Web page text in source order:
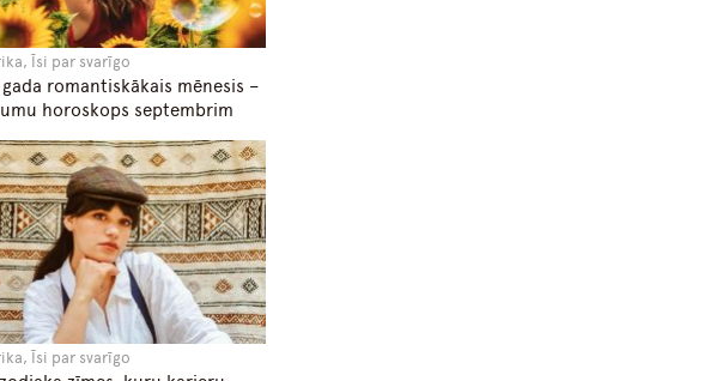
Īsi par svarīgo
romantiskākais mēnesis –
horoskops septembrim
Īsi par svarīgo